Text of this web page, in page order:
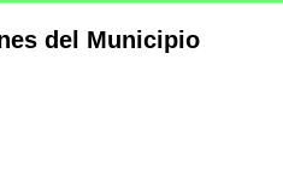
del Municipio